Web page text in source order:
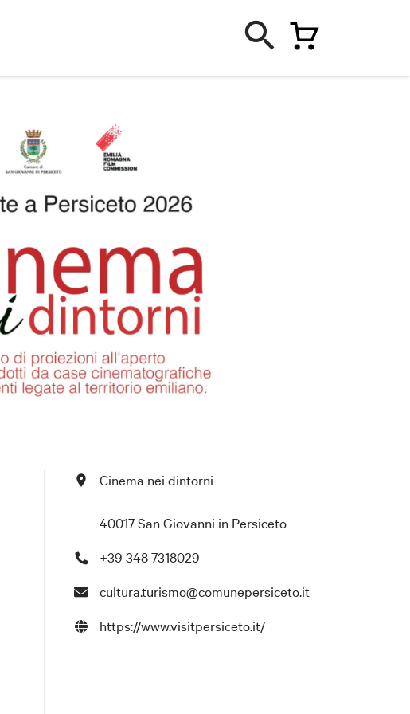
Cinema nei dintorni
40017 San Giovanni in Persiceto
+39 348 7318029
cultura.turismo@comunepersiceto.it
https://www.visitpersiceto.it/